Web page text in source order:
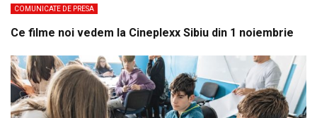
COMUNICATE DE PRESA
Ce filme noi vedem la Cineplexx Sibiu din 1 noiembrie